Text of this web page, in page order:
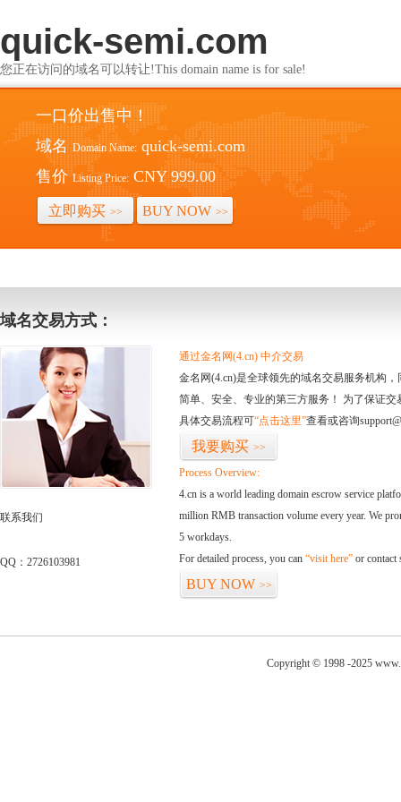
quick-semi.com
您正在访问的域名可以转让!This domain name is for sale!
一口价出售中！
域名 Domain Name: quick-semi.com
售价 Listing Price: CNY 999.00
立即购买 >> BUY NOW >>
域名交易方式：
联系我们
QQ：2726103981
通过金名网(4.cn) 中介交易
金名网(4.cn)是全球领先的域名交易服务机构
简单、安全、专业的第三方服务！ 为了保证
具体交易流程可“点击这里”查看或咨询
我要购买 >>
Process Overview:
4.cn is a world leading domain escrow service
million RMB transaction volume every year. We
5 workdays.
For detailed process, you can “visit here” or contact
BUY NOW >>
Copyright © 1998 -2025